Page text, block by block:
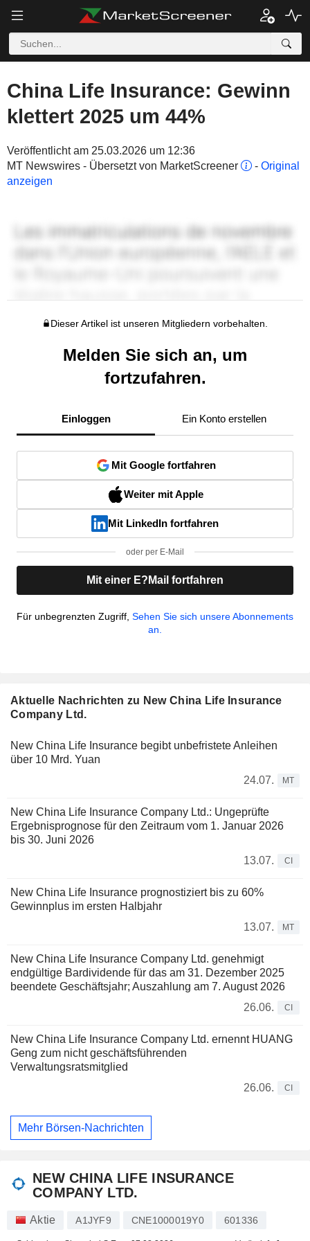
China Life Insurance: Gewinn
klettert 2025 um 44%
Veröffentlicht am 25.03.2026 um 12:36
MT Newswires - Übersetzt von MarketScreener
- Original
anzeigen
Dieser Artikel ist unseren Mitgliedern vorbehalten.
Melden Sie sich an, um
fortzufahren.
Einloggen Ein Konto erstellen
Mit Google fortfahren
Weiter mit Apple
Mit LinkedIn fortfahren
oder per E-Mail
Mit einer E?Mail fortfahren
Für unbegrenzten Zugriff, Sehen Sie sich unsere Abonnements
an.
Aktuelle Nachrichten zu New China Life Insurance
Company Ltd.
New China Life Insurance begibt unbefristete Anleihen
über 10 Mrd. Yuan
24.07.
MT
New China Life Insurance Company Ltd.: Ungeprüfte
Ergebnisprognose für den Zeitraum vom 1. Januar 2026
bis 30. Juni 2026
13.07.
CI
New China Life Insurance prognostiziert bis zu 60%
Gewinnplus im ersten Halbjahr
13.07.
MT
New China Life Insurance Company Ltd. genehmigt
endgültige Bardividende für das am 31. Dezember 2025
beendete Geschäftsjahr; Auszahlung am 7. August 2026
26.06.
CI
New China Life Insurance Company Ltd. ernennt HUANG
Geng zum nicht geschäftsführenden
Verwaltungsratsmitglied
26.06.
CI
Mehr Börsen-Nachrichten
NEW CHINA LIFE INSURANCE
COMPANY LTD.
Aktie A1JYF9 CNE1000019Y0 601336